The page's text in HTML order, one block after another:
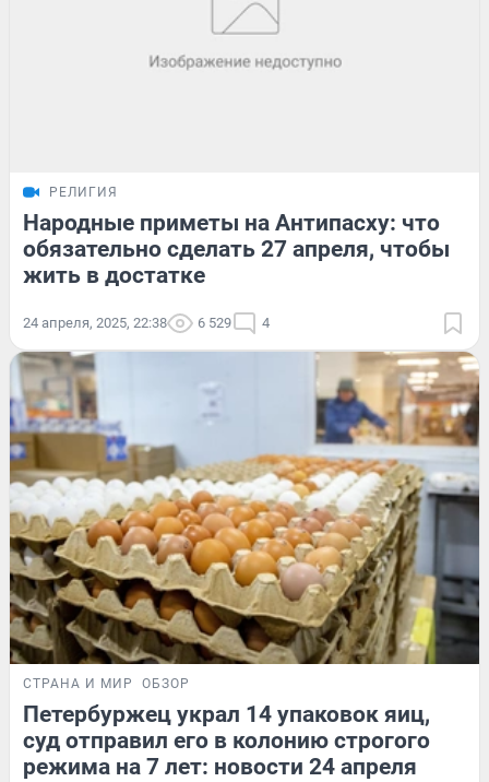
РЕЛИГИЯ
Народные приметы на Антипасху: что
обязательно сделать 27 апреля, чтобы
жить в достатке
24 апреля, 2025, 22:38 6 529 4
СТРАНА И МИР ОБЗОР
Петербуржец украл 14 упаковок яиц,
суд отправил его в колонию строгого
режима на 7 лет: новости 24 апреля